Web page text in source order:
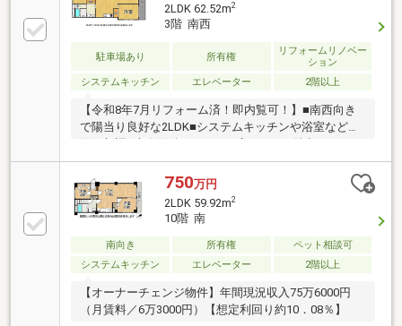
2LDK 62.52m2
3階 南西
駐車場あり 所有権
リフォームリノベー
ション
システムキッチン
エレベーター 2階以上
【令和8年7月リフォーム済！即内覧可！】■南西向き
で陽当り良好な2LDK■システムキッチンや浴室など水
750万円
2LDK 59.92m2
10階 南
南向き 所有権
ペット相談可
システムキッチン
エレベーター 2階以上
【オーナーチェンジ物件】年間現況収入75万6000円
（月賃料／6万3000円）【想定利回り約10．08％】